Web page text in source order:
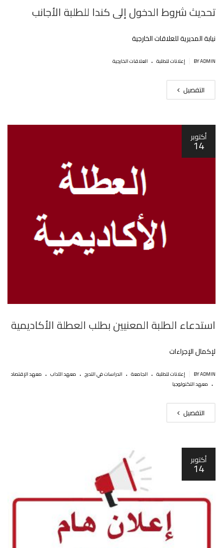
تحديث شروط الدخول إلى كندا للطلبة الأجانب
نيابة المديرية للعلاقات الخارجية
BY ADMIN إعلانات للطلبة . العلاقات الخارجية
التفصيل
أكتوبر
14
استدعاء الطلبة المعنيين بطلب العطلة الأكاديمية‎‎
لإكمال اﻹجراءات
BY ADMIN إعلانات للطلبة . الجامعة . الدراسات في التدرج . معهد الآداب . معهد الإقتصاد
. معهد التكنولوجيا
التفصيل
أكتوبر
14